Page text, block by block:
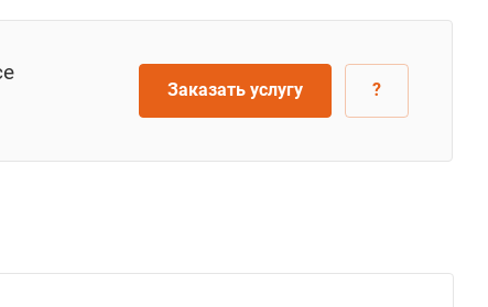
Заказать услугу ?